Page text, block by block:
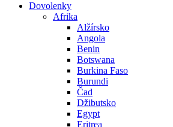
Dovolenky
Afrika
Alžírsko
Angola
Benin
Botswana
Burkina Faso
Burundi
Čad
Džibutsko
Egypt
Eritrea